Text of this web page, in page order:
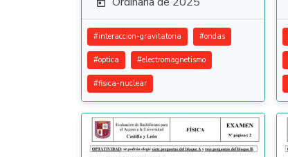

#interaccion-gravitatoria #ondas
#optica #electromagnetismo
#fisica-nuclear